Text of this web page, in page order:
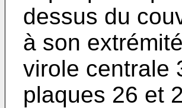
dessus du
à son
virole centrale
plaques 26 et